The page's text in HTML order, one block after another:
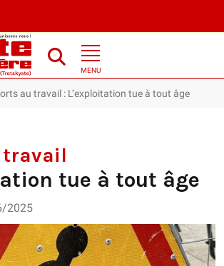
MENU
au travail : L’exploitation tue à tout âge
travail
tue à tout âge
2025